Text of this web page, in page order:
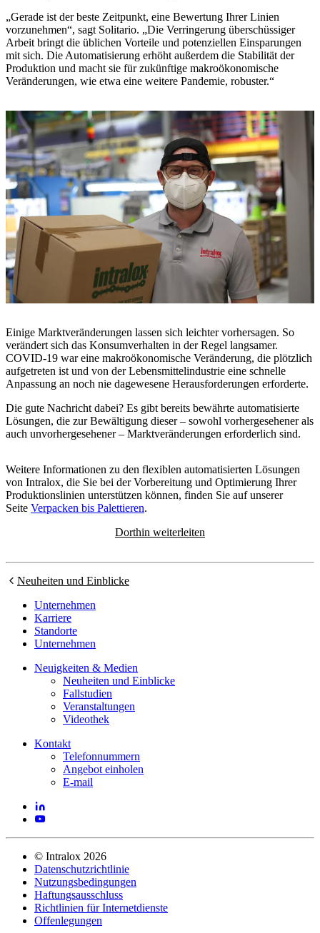
„Gerade ist der beste Zeitpunkt, eine Bewertung Ihrer Linien
vorzunehmen“, sagt Solitario. „Die Verringerung überschüssiger
Arbeit bringt die üblichen Vorteile und potenziellen Einsparungen
mit sich. Die Automatisierung erhöht außerdem die Stabilität der
Produktion und macht sie für zukünftige makroökonomische
Veränderungen, wie etwa eine weitere Pandemie, robuster.“
Einige Marktveränderungen lassen sich leichter vorhersagen. So
verändert sich das Konsumverhalten in der Regel langsamer.
COVID-19 war eine makroökonomische Veränderung, die plötzlich
aufgetreten ist und von der Lebensmittelindustrie eine schnelle
Anpassung an noch nie dagewesene Herausforderungen erforderte.
Die gute Nachricht dabei? Es gibt bereits bewährte automatisierte
Lösungen, die zur Bewältigung dieser – sowohl vorhergesehener als
auch unvorhergesehener – Marktveränderungen erforderlich sind.
Weitere Informationen zu den flexiblen automatisierten Lösungen
von Intralox, die Sie bei der Vorbereitung und Optimierung Ihrer
Produktionslinien unterstützen können, finden Sie auf unserer
Seite Verpacken bis Palettieren.
Dorthin weiterleiten
Neuheiten und Einblicke
Unternehmen
Karriere
Standorte
Unternehmen
Neuigkeiten & Medien
Neuheiten und Einblicke
Fallstudien
Veranstaltungen
Videothek
Kontakt
Telefonnummern
Angebot einholen
E-mail
© Intralox 2026
Datenschutzrichtlinie
Nutzungsbedingungen
Haftungsausschluss
Richtlinien für Internetdienste
Offenlegungen